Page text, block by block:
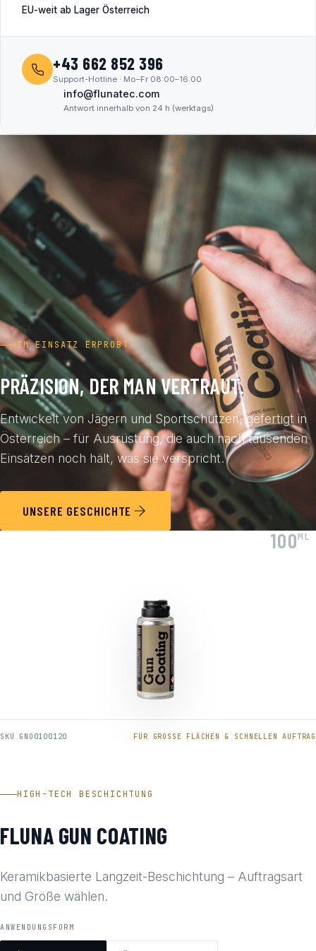
EU-weit ab Lager Österreich
+43 662 852 396
Support-Hotline · Mo–Fr 08:00–16:00
info@flunatec.com
Antwort innerhalb von 24 h (werktags)
IM EINSATZ ERPROBT
PRÄZISION, DER MAN VERTRAUT.
Entwickelt von Jägern und Sportschützen, gefertigt in
Österreich – für Ausrüstung, die auch nach tausenden
Einsätzen noch hält, was sie verspricht.
UNSERE GESCHICHTE
100ML
SKU GNO0100120 FÜR GROSSE FLÄCHEN & SCHNELLEN AUFTRAG
HIGH-TECH BESCHICHTUNG
FLUNA GUN COATING
Keramikbasierte Langzeit-Beschichtung – Auftragsart
und Größe wählen.
ANWENDUNGSFORM